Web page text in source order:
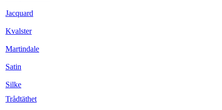
Jacquard
Kvalster
Martindale
Satin
Silke
Trådtäthet